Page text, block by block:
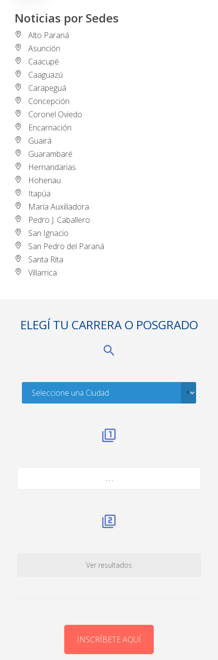
Noticias por Sedes
Alto Paraná
Asunción
Caacupé
Caaguazú
Carapeguá
Concepción
Coronel Oviedo
Encarnación
Guairá
Guarambaré
Hernandarias
Hohenau
Itapúa
María Auxiliadora
Pedro J. Caballero
San Ignacio
San Pedro del Paraná
Santa Rita
Villarrica
ELEGÍ TU CARRERA O POSGRADO
. . .
Ver resultados
INSCRÍBETE AQUÍ